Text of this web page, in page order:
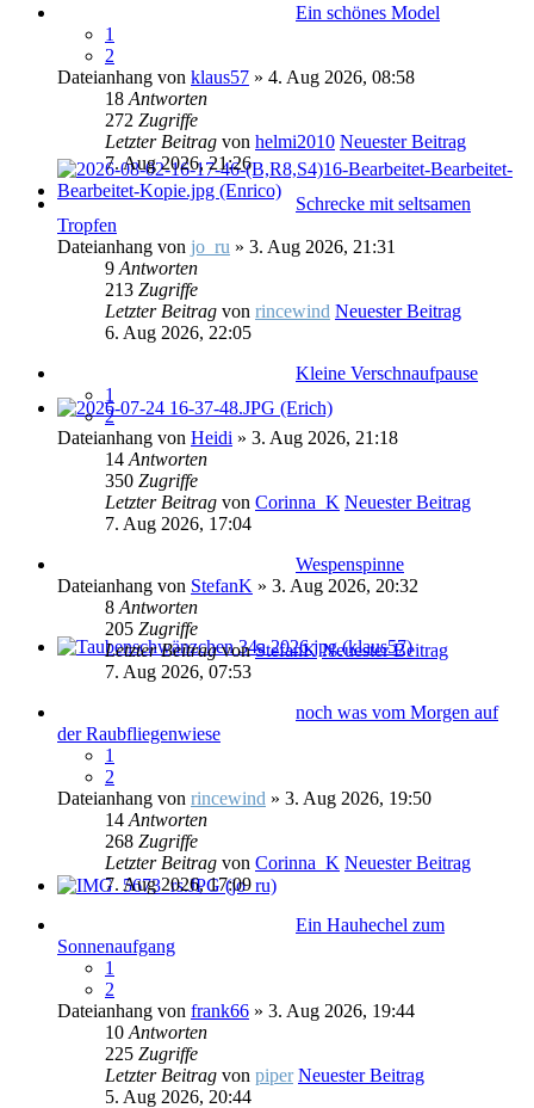
Ein schönes Model
1
2
Dateianhang von klaus57 » 4. Aug 2026, 08:58
18 Antworten
272 Zugriffe
Letzter Beitrag von helmi2010 Neuester Beitrag
7. Aug 2026, 21:26
Schrecke mit seltsamen
Tropfen
Dateianhang von jo_ru » 3. Aug 2026, 21:31
9 Antworten
213 Zugriffe
Letzter Beitrag von rincewind Neuester Beitrag
6. Aug 2026, 22:05
Kleine Verschnaufpause
1
2
Dateianhang von Heidi » 3. Aug 2026, 21:18
14 Antworten
350 Zugriffe
Letzter Beitrag von Corinna_K Neuester Beitrag
7. Aug 2026, 17:04
Wespenspinne
Dateianhang von StefanK » 3. Aug 2026, 20:32
8 Antworten
205 Zugriffe
Letzter BeitragvonStefanK Neuester Beitrag
7. Aug 2026, 07:53
noch was vom Morgen auf
der Raubfliegenwiese
1
2
Dateianhang von rincewind » 3. Aug 2026, 19:50
14 Antworten
268 Zugriffe
Letzter Beitrag von Corinna_K Neuester Beitrag
7. Aug 2026, 17:09
Ein Hauhechel zum
Sonnenaufgang
1
2
Dateianhang von frank66 » 3. Aug 2026, 19:44
10 Antworten
225 Zugriffe
Letzter Beitrag von piper Neuester Beitrag
5. Aug 2026, 20:44